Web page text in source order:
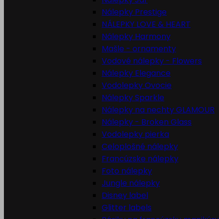
Nálepky Prestige
NÁLEPKY LOVE & HEART
Nálepky Harmony
Mašle - ornamenty
Vodové nálepky - Flowers
Nálepky Elegance
Vodolepky Ovocie
Nálepky Sparkle
Nálepky na nechty GLAMOUR
Nálepky - Broken Glass
Vodolepky pierka
Celoplošné nálepky
Francúzske nálepky
Foto nálepky
Jungle nálepky
Disney label
Glitter labels